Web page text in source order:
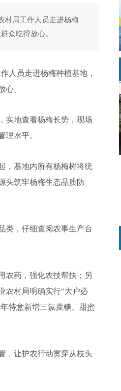
村局工作人员走进杨梅
众吃得放心。
人员走进杨梅种植基地，
心。
地查看杨梅长势，现场
理水平。
基地内所有杨梅树将统
头筑牢杨梅生态品质防
，仔细查阅农事生产台
药，强化农技帮扶；另
农村局明确实行“大户必
特意新增三氯蔗糖、甜蜜
让护农行动贯穿从枝头